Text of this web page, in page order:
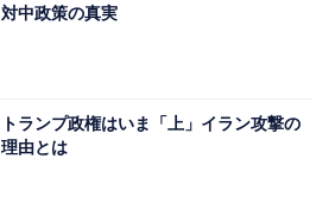
対中政策の真実
トランプ政権はいま「上」イラン攻撃の
理由とは